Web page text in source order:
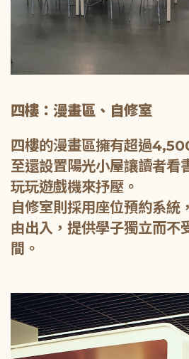
四樓：漫畫區、自修室
四樓的漫畫區擁有超過
至還設置陽光小屋讓讀者看
玩玩遊戲機來抒壓。
自修室則採用座位預約系統
由出入，提供學子獨立而不
間。